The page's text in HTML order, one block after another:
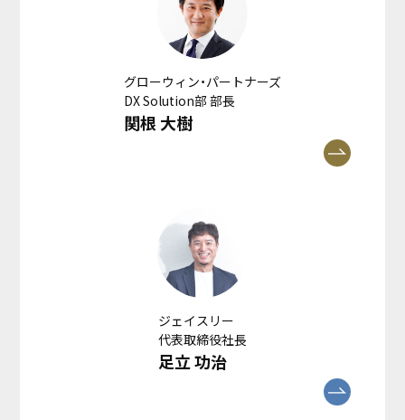
グローウィン・パートナーズ
DX Solution部 部長
関根 大樹
ジェイスリー
代表取締役社長
足立 功治